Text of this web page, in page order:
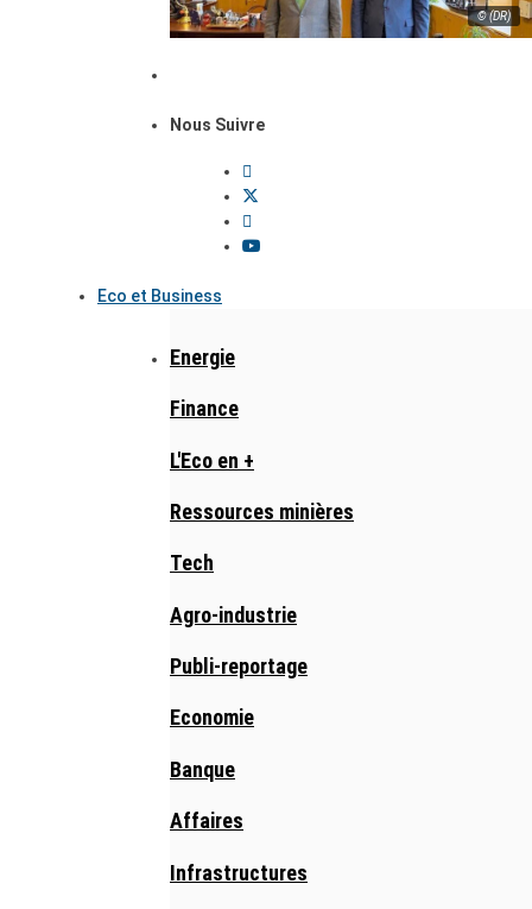
© (DR)
Nous Suivre
Eco et Business
Energie
Finance
L'Eco en +
Ressources minières
Tech
Agro-industrie
Publi-reportage
Economie
Banque
Affaires
Infrastructures